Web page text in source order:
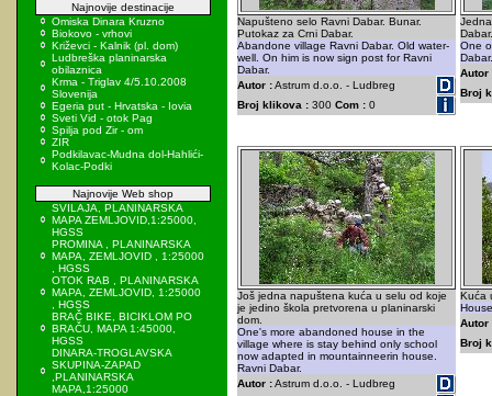
Najnovije destinacije
Omiska Dinara Kruzno
Biokovo - vrhovi
Križevci - Kalnik (pl. dom)
Ludbreška planinarska
obilaznica
Krma - Triglav 4/5.10.2008
Slovenija
Egeria put - Hrvatska - Iovia
Sveti Vid - otok Pag
Spilja pod Zir - om
ZIR
Podkilavac-Mudna dol-Hahlići-
Kolac-Podki
Najnovije Web shop
SVILAJA, PLANINARSKA
MAPA ZEMLJOVID,1:25000,
HGSS
PROMINA , PLANINARSKA
MAPA, ZEMLJOVID , 1:25000
, HGSS
OTOK RAB , PLANINARSKA
MAPA, ZEMLJOVID, 1:25000
, HGSS
BRAČ BIKE, BICIKLOM PO
BRAČU, MAPA 1:45000,
HGSS
DINARA-TROGLAVSKA
SKUPINA-ZAPAD
,PLANINARSKA
MAPA,1:25000
Napušteno selo Ravni Dabar. Bunar.
Putokaz za Crni Dabar.
Abandone village Ravni Dabar. Old water-
well. On him is now sign post for Ravni
Dabar.
Autor :Astrum d.o.o. - Ludbreg
Broj klikova : 300 Com : 0
Dabar.
One
Dabar.
Autor
Broj
Još jedna napuštena kuća u selu od koje
je jedino škola pretvorena u planinarski
dom.
One's more abandoned house in the
village where is stay behind only school
now adapted in mountainneerin house.
Ravni Dabar.
Autor :Astrum d.o.o. - Ludbreg
Kuća
Autor
Broj